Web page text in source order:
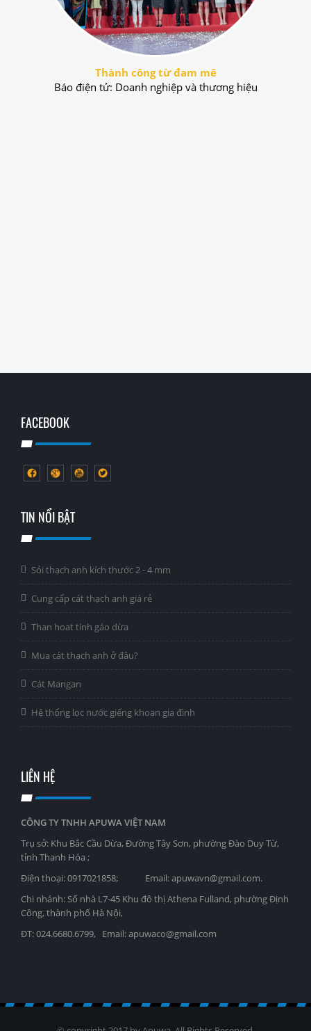
Thành công từ đam mê
Báo điện tử: Doanh nghiệp và thương hiệu
FACEBOOK
TIN NỔI BẬT
Sỏi thạch anh kích thước 2 - 4 mm
Cung cấp cát thạch anh giá rẻ
Than hoat tính gáo dừa
Mua cát thạch anh ở đâu?
Cát Mangan
Hệ thống lọc nước giếng khoan gia đình
LIÊN HỆ
CÔNG TY TNHH APUWA VIỆT NAM
Trụ sở: Khu Bắc Cầu Dừa, Đường Tây Sơn, phường Đào Duy Từ,
tỉnh Thanh Hóa ;
Điện thoại: 0917021858; Email: apuwavn@gmail.com.
Chi nhánh: Số nhà L7-45 Khu đô thị Athena Fulland, phường Định
Công, thành phố Hà Nội,
ĐT: 024.6680.6799, Email: apuwaco@gmail.com